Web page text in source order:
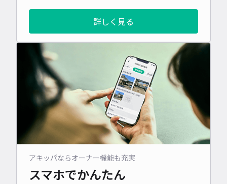
詳しく見る
アキッパならオーナー機能も充実
スマホでかんたん